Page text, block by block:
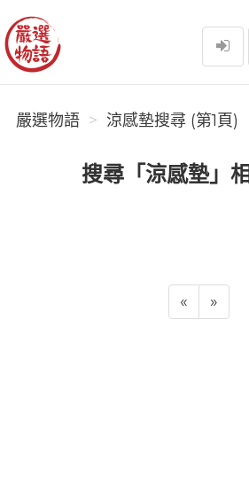
嚴選物語
嚴選物語 涼感墊搜尋 (第1頁)
搜尋「涼感墊」
« »